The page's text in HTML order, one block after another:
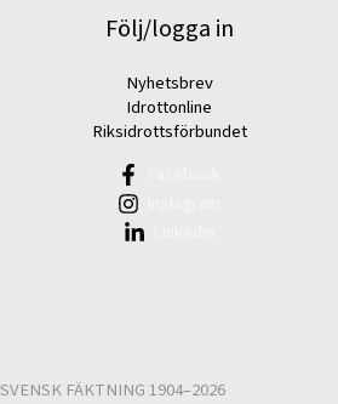
Följ/logga in
Nyhetsbrev
Idrottonline
Riksidrottsförbundet
FÄKTNING 1904–2026